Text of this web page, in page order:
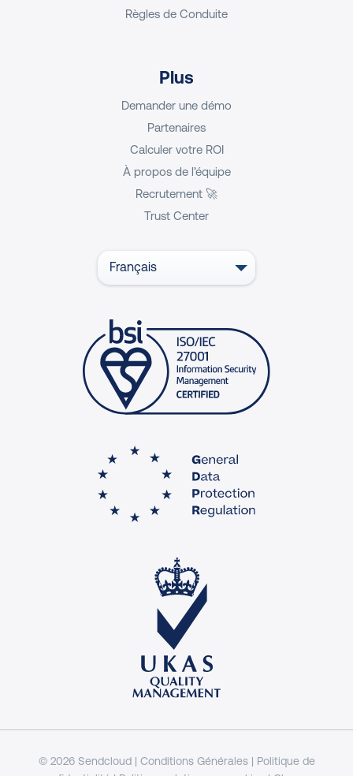
Règles de Conduite
Plus
Demander une démo
Partenaires
Calculer votre ROI
À propos de l’équipe
Recrutement 🚀
Trust Center
Français
© 2026 Sendcloud | Conditions Générales| Politique de